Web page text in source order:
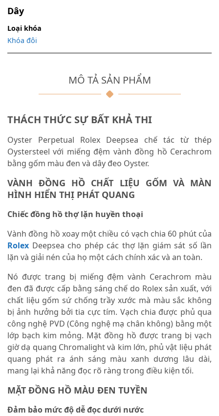
MÔ TẢ SẢN PHẨM
THÁCH THỨC SỰ BẤT KHẢ THI
Oyster Perpetual Rolex Deepsea chế tác từ thép
Oystersteel với miếng đệm vành đồng hồ Cerachrom
bằng gốm màu đen và dây đeo Oyster.
VÀNH ĐỒNG HỒ CHẤT LIỆU GỐM VÀ MÀN
HÌNH HIỂN THỊ PHÁT QUANG
Chiếc đồng hồ thợ lặn huyền thoại
Vành đồng hồ xoay một chiều có vạch chia 60 phút của
Rolex Deepsea cho phép các thợ lặn giám sát số lần
lặn và giải nén của họ một cách chính xác và an toàn.
Nó được trang bị miếng đệm vành Cerachrom màu
đen đã được cấp bằng sáng chế do Rolex sản xuất, với
chất liệu gốm sứ chống trầy xước mà màu sắc không
bị ảnh hưởng bởi tia cực tím. Vạch chia được phủ qua
công nghệ PVD (Công nghệ mạ chân không) bằng một
lớp bạch kim mỏng. Mặt đồng hồ được trang bị vạch
giờ dạ quang Chromalight và kim lớn, phủ vật liệu phát
quang phát ra ánh sáng màu xanh dương lâu dài,
mang lại khả năng đọc rõ ràng trong điều kiện tối.
MẶT ĐỒNG HỒ MÀU ĐEN TUYỀN
Đảm bảo mức độ dễ đọc dưới nước
Dây
Loại khóa
Khóa đôi